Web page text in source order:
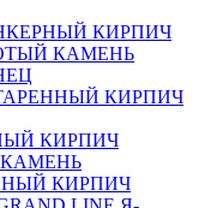
КИРПИЧ
КАМЕНЬ
КИРПИЧ
КИРПИЧ
КАМЕНЬ
КИРПИЧ